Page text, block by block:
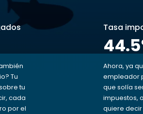
Tu
tu
cada
por el
Tasa
44.5
Ahora, ya
empleador
que solía
impuestos,
quiere